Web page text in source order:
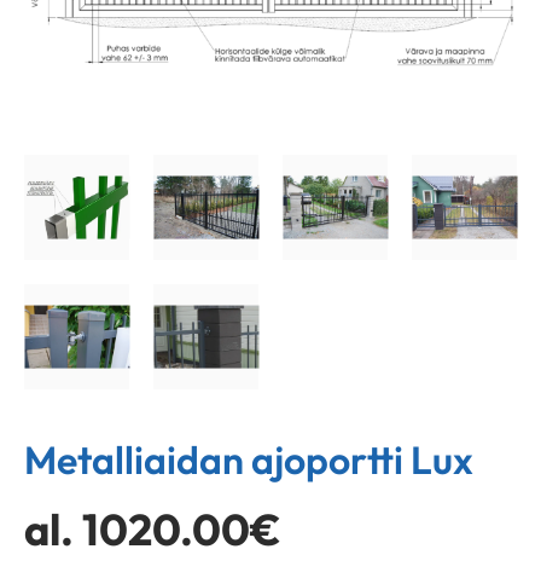
Metalliaidan ajoportti Lux
al. 1020.00€